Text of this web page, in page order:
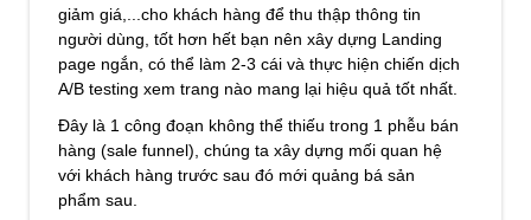
giảm giá,...cho khách hàng để thu thập thông tin
người dùng, tốt hơn hết bạn nên xây dựng Landing
page ngắn, có thể làm 2-3 cái và thực hiện chiến dịch
A/B testing xem trang nào mang lại hiệu quả tốt nhất.
Đây là 1 công đoạn không thể thiếu trong 1 phễu bán
hàng (sale funnel), chúng ta xây dựng mối quan hệ
với khách hàng trước sau đó mới quảng bá sản
phẩm sau.